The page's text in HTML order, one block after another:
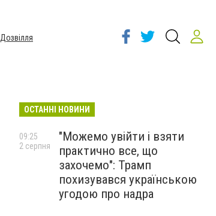
Дозвілля
ОСТАННІ НОВИНИ
"Можемо увійти і взяти
практично все, що
захочемо": Трамп
похизувався українською
угодою про надра
09:25
2 серпня